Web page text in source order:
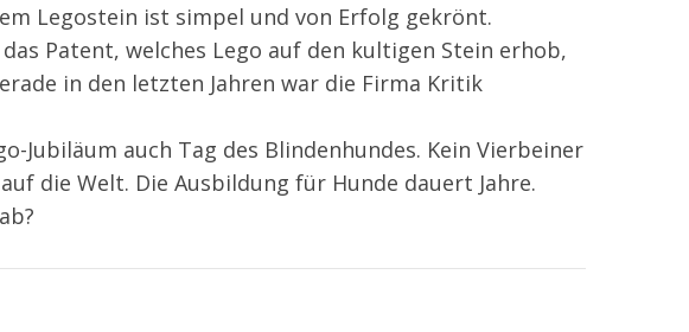
Legostein ist simpel und von Erfolg gekrönt.
Patent, welches Lego auf den kultigen Stein erhob,
in den letzten Jahren war die Firma Kritik
Jubiläum auch Tag des Blindenhundes. Kein Vierbeiner
die Welt. Die Ausbildung für Hunde dauert Jahre.